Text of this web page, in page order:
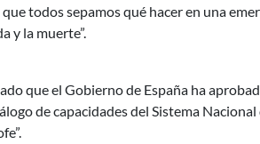
todos sepamos qué hacer en una
y la muerte”.
que el Gobierno de España ha
de capacidades del Sistema